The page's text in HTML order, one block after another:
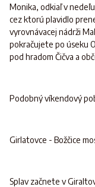
Monika, odkiaľ v
cez ktorú plavidlo
vyrovnávacej nádrži
pokračujete po úseku
pod hradom Čičva a
Podobný víkendový
Girlatovce - Božčice
Splav začnete v